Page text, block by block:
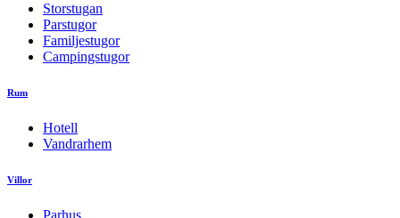
Storstugan
Parstugor
Familjestugor
Campingstugor
Rum
Hotell
Vandrarhem
Villor
Parhus